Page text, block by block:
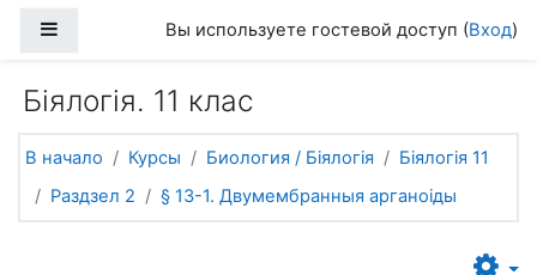
Боковая панельВы используете гостевой доступ (Вход)
Біялогія. 11 клас
В начало Курсы Биология / Біялогія
Біялогія 11
Раздзел 2
§ 13-1. Двумембранныя арганоіды